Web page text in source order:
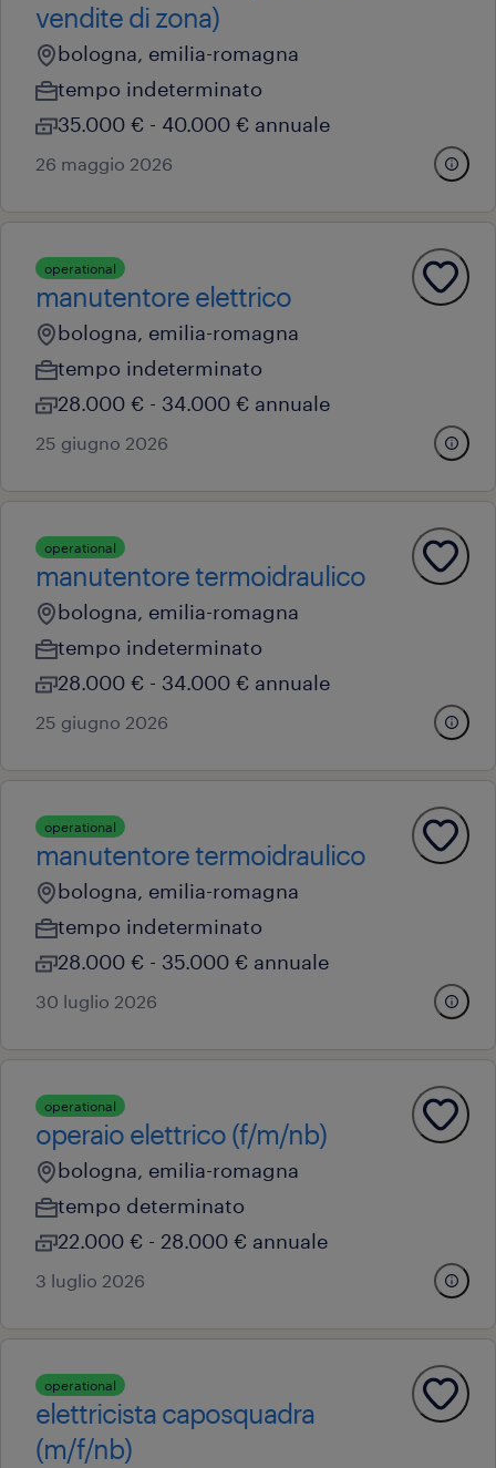
vendite di zona)
bologna, emilia-romagna
tempo indeterminato
35.000 € - 40.000 € annuale
26 maggio 2026
operational
manutentore elettrico
bologna, emilia-romagna
tempo indeterminato
28.000 € - 34.000 € annuale
25 giugno 2026
operational
manutentore termoidraulico
bologna, emilia-romagna
tempo indeterminato
28.000 € - 34.000 € annuale
25 giugno 2026
operational
manutentore termoidraulico
bologna, emilia-romagna
tempo indeterminato
28.000 € - 35.000 € annuale
30 luglio 2026
operational
operaio elettrico (f/m/nb)
bologna, emilia-romagna
tempo determinato
22.000 € - 28.000 € annuale
3 luglio 2026
operational
elettricista caposquadra
(m/f/nb)